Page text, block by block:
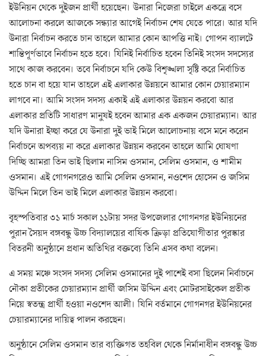
ইউনিয়ন থেকে দুইজন প্রার্থী হয়েছেন। উনারা নিজেরা চাইলে একত্রে বসে
আলোচনা করলে আজকে সন্ধ্যার আগেই নির্বাচন শেষ যেতে পারে। আর যদি
উনারা নির্বাচন করতে চান তাহলে আমার কোন আপত্তি নাই। গোপন ব্যালটে
শান্তিপূর্ণভাবে নির্বাচন হতে হবে। যিনিই নির্বাচিত হবেন তিনিই সংসদ সদস্যের
সাথে কাজ করবেন। তবে নির্বাচনে যদি কেউ বিশৃঙ্খলা সৃষ্টি করে নির্বাচিত
হতে চান বা হয়ে যান তাহলে এই এলাকার উন্নয়নে আমার কোন চেয়ারম্যান
লাগবে না। আমি সংসদ সদস্য একাই এই এলাকার উন্নয়ন করবো আর
এলাকার প্রতিটি সাধারণ মানুষই হবেন আমার এক একজন চেয়ারম্যান। আর
যদি উনারা ইচ্ছা করে যে উনারা দুই ভাই মিলে আলোচনায় বসে মনে করেন
নির্বাচনে অপব্যয় না করে এলাকার উন্নয়ন করবেন তাহলে আমি ঘোষণা
দিচ্ছি আমরা তিন ভাই ছিলাম নাসিম ওসমান, সেলিম ওসমান, ও শামীম
ওসমান। এই গোগনগরেও আমি সেলিম ওসমান, নওশেদ হোসেন ও জসিম
উদ্দিন মিলে তিন ভাই মিলে এলাকার উন্নয়ন করবো।
বৃহস্পতিবার ৩১ মার্চ সকাল ১১টায় সদর উপজেলার গোগনগর ইউনিয়নের
পুরান সৈয়দ বঙ্গবন্ধু উচ্চ বিদ্যালয়ের বার্ষিক ক্রিড়া প্রতিযোগীতার পুরস্কার
বিতরনী অনুষ্ঠানে প্রধান অতিথির বক্তব্যে তিনি এসব কথা বলেন।
এ সময় মঞ্চে সংসদ সদস্য সেলিম ওসমানের দুই পাশেই বসা ছিলেন নির্বাচনে
নৌকা প্রতীকের চেয়ারম্যান প্রার্থী জসিম উদ্দিন এবং মোটরসাইকেল প্রতীক
নিয়ে স্বতন্ত্র প্রার্থী হওয়া নওশেদ আলী। যিনি বর্তমানে গোগনগর ইউনিয়নের
চেয়ারম্যানের দায়িত্ব পালন করছেন।
অনুষ্ঠানে সেলিম ওসমান তার ব্যক্তিগত তহবিল থেকে নির্মানাধীন বঙ্গবন্ধু উচ্চ